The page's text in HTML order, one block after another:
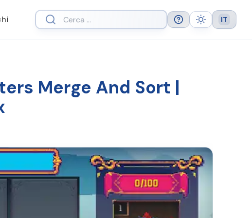
Help Theme Language
IT
Merge And Sort |